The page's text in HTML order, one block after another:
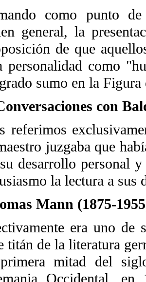
como punto
general, la
de que
personalidad como
sumo en la
con
referimos
juzgaba que
desarrollo personal
la lectura a sus
Mann (1875-
era uno de
titán de la literatura
mitad del